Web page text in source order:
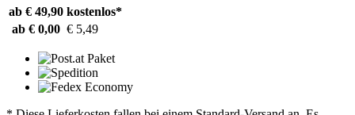
ab € 49,90 kostenlos*
ab € 0,00 € 5,49